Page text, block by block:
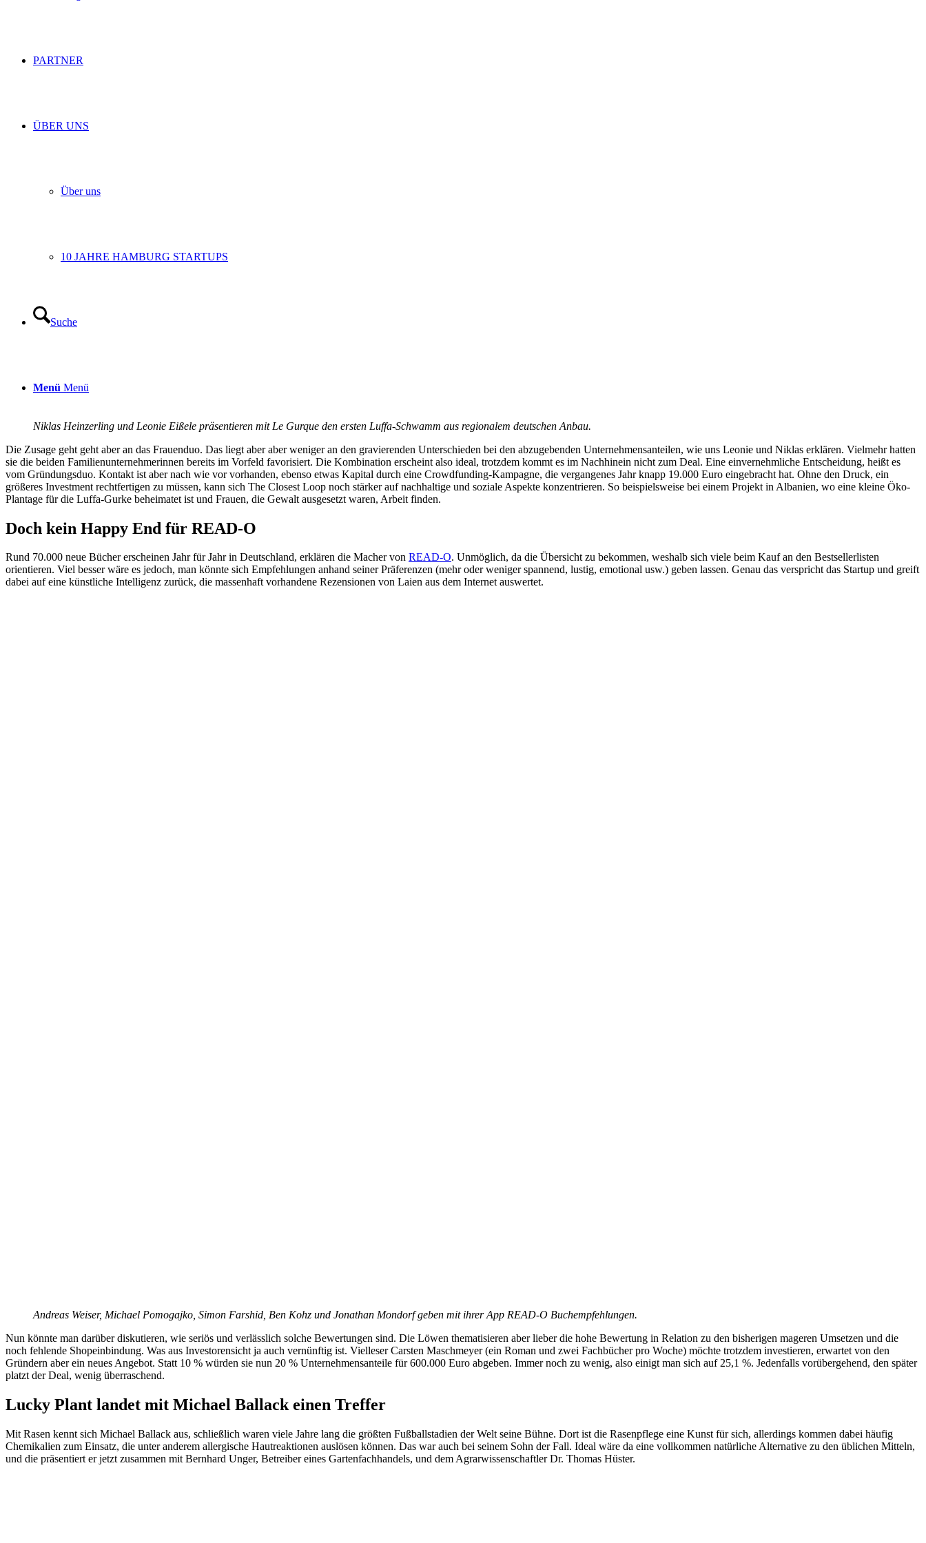
PARTNER
ÜBER UNS
Über uns
10 JAHRE HAMBURG STARTUPS
Suche
Menü Menü
Niklas Heinzerling und Leonie Eißele präsentieren mit Le Gurque den ersten Luffa-Schwamm aus regionalem deutschen Anbau.
Die Zusage geht geht aber an das Frauenduo. Das liegt aber aber weniger an den gravierenden Unterschieden bei den abzugebenden Unternehmensanteilen, wie uns Leonie und Niklas erklären. Vielmehr hatten
sie die beiden Familienunternehmerinnen bereits im Vorfeld favorisiert. Die Kombination erscheint also ideal, trotzdem kommt es im Nachhinein nicht zum Deal. Eine einvernehmliche Entscheidung, heißt es
vom Gründungsduo. Kontakt ist aber nach wie vor vorhanden, ebenso etwas Kapital durch eine Crowdfunding-Kampagne, die vergangenes Jahr knapp 19.000 Euro eingebracht hat. Ohne den Druck, ein
größeres Investment rechtfertigen zu müssen, kann sich The Closest Loop noch stärker auf nachhaltige und soziale Aspekte konzentrieren. So beispielsweise bei einem Projekt in Albanien, wo eine kleine Öko-
Plantage für die Luffa-Gurke beheimatet ist und Frauen, die Gewalt ausgesetzt waren, Arbeit finden.
Doch kein Happy End für READ-O
Rund 70.000 neue Bücher erscheinen Jahr für Jahr in Deutschland, erklären die Macher von READ-O. Unmöglich, da die Übersicht zu bekommen, weshalb sich viele beim Kauf an den Bestsellerlisten
orientieren. Viel besser wäre es jedoch, man könnte sich Empfehlungen anhand seiner Präferenzen (mehr oder weniger spannend, lustig, emotional usw.) geben lassen. Genau das verspricht das Startup und greift
dabei auf eine künstliche Intelligenz zurück, die massenhaft vorhandene Rezensionen von Laien aus dem Internet auswertet.
Andreas Weiser, Michael Pomogajko, Simon Farshid, Ben Kohz und Jonathan Mondorf geben mit ihrer App READ-O Buchempfehlungen.
Nun könnte man darüber diskutieren, wie seriös und verlässlich solche Bewertungen sind. Die Löwen thematisieren aber lieber die hohe Bewertung in Relation zu den bisherigen mageren Umsetzen und die
noch fehlende Shopeinbindung. Was aus Investorensicht ja auch vernünftig ist. Vielleser Carsten Maschmeyer (ein Roman und zwei Fachbücher pro Woche) möchte trotzdem investieren, erwartet von den
Gründern aber ein neues Angebot. Statt 10 % würden sie nun 20 % Unternehmensanteile für 600.000 Euro abgeben. Immer noch zu wenig, also einigt man sich auf 25,1 %. Jedenfalls vorübergehend, den später
platzt der Deal, wenig überraschend.
Lucky Plant landet mit Michael Ballack einen Treffer
Mit Rasen kennt sich Michael Ballack aus, schließlich waren viele Jahre lang die größten Fußballstadien der Welt seine Bühne. Dort ist die Rasenpflege eine Kunst für sich, allerdings kommen dabei häufig
Chemikalien zum Einsatz, die unter anderem allergische Hautreaktionen auslösen können. Das war auch bei seinem Sohn der Fall. Ideal wäre da eine vollkommen natürliche Alternative zu den üblichen Mitteln,
und die präsentiert er jetzt zusammen mit Bernhard Unger, Betreiber eines Gartenfachhandels, und dem Agrarwissenschaftler Dr. Thomas Hüster.